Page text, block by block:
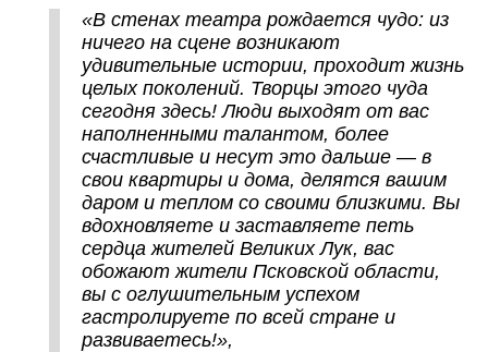
«В стенах театра рождается чудо: из
ничего на сцене возникают
удивительные истории, проходит жизнь
целых поколений. Творцы этого чуда
сегодня здесь! Люди выходят от вас
наполненными талантом, более
счастливые и несут это дальше — в
свои квартиры и дома, делятся вашим
даром и теплом со своими близкими. Вы
вдохновляете и заставляете петь
сердца жителей Великих Лук, вас
обожают жители Псковской области,
вы с оглушительным успехом
гастролируете по всей стране и
развиваетесь!»,